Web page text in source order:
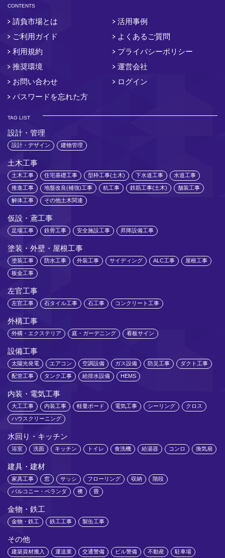
CONTENTS
請負市場とは
活用事例
ご利用ガイド
よくあるご質問
利用規約
プライバシーポリシー
推奨環境
運営会社
お問い合わせ
ログイン
パスワードを忘れた方
TAG LIST
設計・管理
設計・デザイン 建物管理
土木工事
土木工事 住宅基礎工事 型枠工事(土木) 下水道工事 水道工事
推進工事 地盤改良(補強)工事 杭工事 鉄筋工事(土木) 舗装工事
解体工事 その他土木関連
仮設・鳶工事
足場工事 鉄骨工事 安全施設工事 昇降設備工事
塗装・外壁・屋根工事
塗装工事 防水工事 外装工事 サイディング ALC工事 屋根工事
板金工事
左官工事
左官工事 石タイル工事 石工事 コンクリート工事
外構工事
外構・エクステリア 庭・ガーデニング 看板サイン
設備工事
太陽光発電 エアコン 空調設備 ガス設備 防災工事 ダクト工事
配管工事 タンク工事 給排水設備 HEMS
内装・電気工事
大工工事 内装工事 軽量ボード 電気工事 シーリング クロス
ハウスクリーニング
水回り・キッチン
浴室 洗面 キッチン トイレ 食洗機 給湯器 コンロ 換気扇
建具・建材
家具工事 窓 サッシ フローリング 収納 階段
バルコニー・ベランダ 襖 畳
金物・鉄工
金物・鉄工 鉄工工事 製缶工事
その他
建築資材搬入 運送業 交通警備 ビル警備 不動産 駐車場